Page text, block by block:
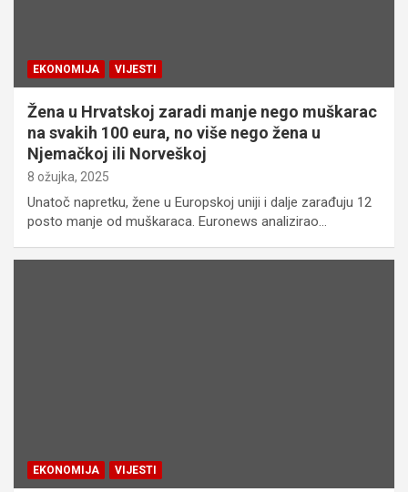
EKONOMIJA VIJESTI
Žena u Hrvatskoj zaradi manje nego muškarac
na svakih 100 eura, no više nego žena u
Njemačkoj ili Norveškoj
8 ožujka, 2025
Unatoč napretku, žene u Europskoj uniji i dalje zarađuju 12
posto manje od muškaraca. Euronews analizirao…
EKONOMIJA VIJESTI